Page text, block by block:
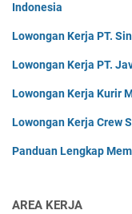
Indonesia
Lowongan Kerja PT.
Lowongan Kerja PT.
Lowongan Kerja Kurir
Lowongan Kerja Crew
Panduan Lengkap
AREA KERJA